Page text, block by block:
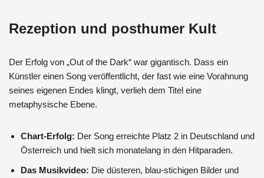
Rezeption und posthumer Kult
Der Erfolg von „Out of the Dark“ war gigantisch. Dass ein
Künstler einen Song veröffentlicht, der fast wie eine Vorahnung
seines eigenen Endes klingt, verlieh dem Titel eine
metaphysische Ebene.
Chart-Erfolg: Der Song erreichte Platz 2 in Deutschland und
Österreich und hielt sich monatelang in den Hitparaden.
Das Musikvideo: Die düsteren, blau-stichigen Bilder und